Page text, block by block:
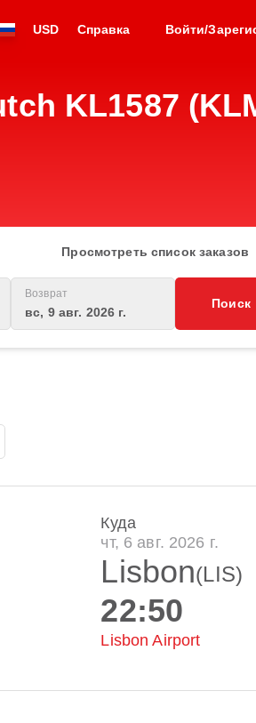
USD Справка Войти/
KL1587
Просмотреть список заказов
Возврат
вс, 9 авг. 2026 г.
Поиск
Куда
чт, 6 авг. 2026 г.
Lisbon(LIS)
22:50
Lisbon Airport